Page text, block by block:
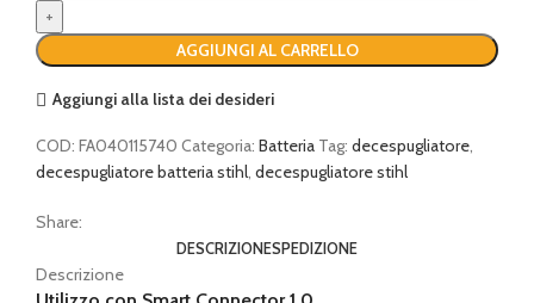
FSA
60
R
(1
quantità
AGGIUNGI AL CARRELLO
Aggiungi alla lista dei desideri
COD: FA040115740 Categoria: Batteria Tag: decespugliatore
decespugliatore batteria stihl decespugliatore stihl
Share:
DESCRIZIONESPEDIZIONE
Descrizione